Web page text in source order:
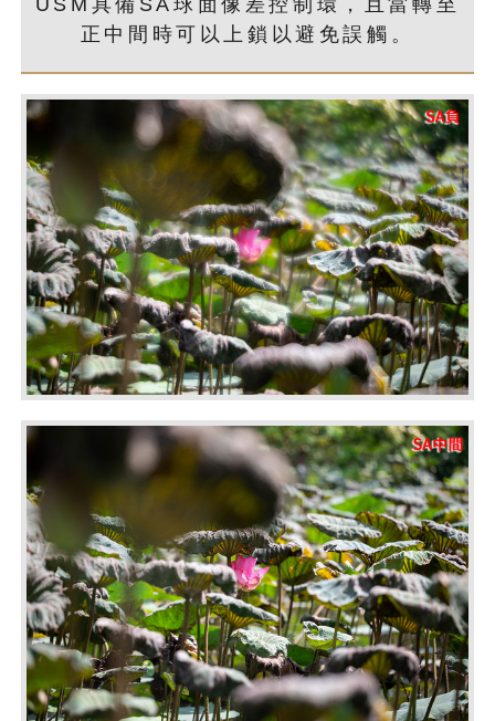
USM具備SA球面像差控制環，且當轉至
正中間時可以上鎖以避免誤觸。